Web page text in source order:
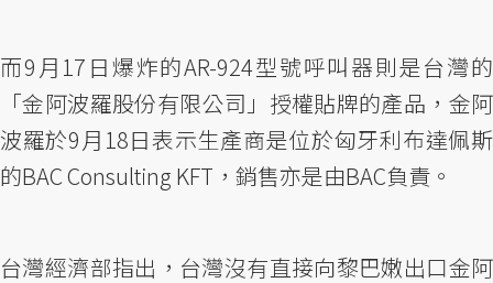
而9月17日爆炸的AR-924型號呼叫器則是台灣的
「金阿波羅股份有限公司」授權貼牌的產品，金阿
波羅於9月18日表示生產商是位於匈牙利布達佩斯
的BAC Consulting KFT，銷售亦是由BAC負責。
台灣經濟部指出，台灣沒有直接向黎巴嫩出口金阿